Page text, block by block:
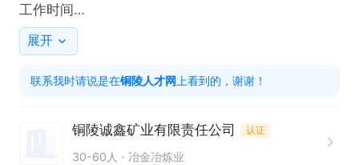
工作时间
早班8:00-16:00
展开
联系我时请说是在铜陵人才网 上看到的，谢谢！
铜陵诚鑫矿业有限责任公司 认证
30-60人 冶金冶炼业